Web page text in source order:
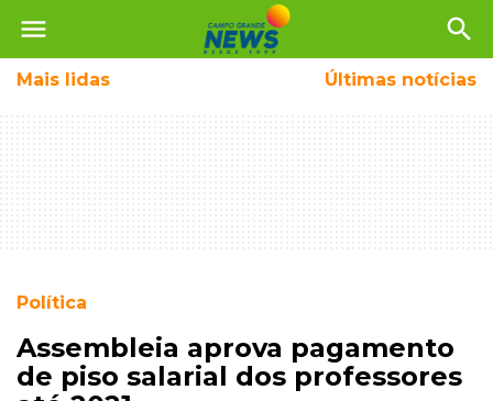
menu search
Mais lidas Últimas notícias
Política
Assembleia aprova pagamento
de piso salarial dos professores